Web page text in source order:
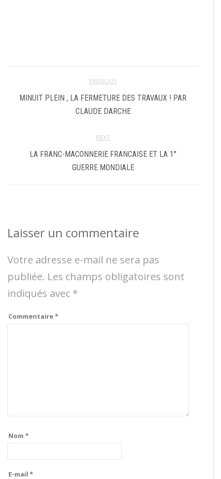
PREVIOUS
MINUIT PLEIN , LA FERMETURE DES TRAVAUX ! PAR
CLAUDE DARCHE
NEXT
LA FRANC-MACONNERIE FRANCAISE ET LA 1°
GUERRE MONDIALE
Laisser un commentaire
Votre adresse e-mail ne sera pas
publiée. Les champs obligatoires sont
indiqués avec *
Commentaire*
Nom *
E-mail *